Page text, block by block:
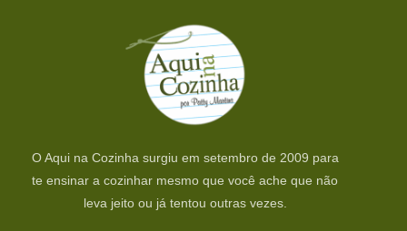
O Aqui na Cozinha surgiu em setembro de 2009 para
te ensinar a cozinhar mesmo que você ache que não
leva jeito ou já tentou outras vezes.